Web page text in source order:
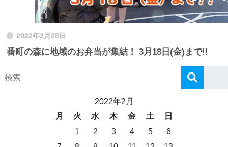
2022年2月28日
番町の森に地域のお弁当が集結！ 3月18日(金)まで!!
2022年2月
月
火 水 木 金 土
日
1
2 3 4 5
6